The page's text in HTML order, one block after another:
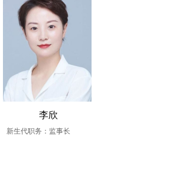
李欣
新生代职务：监事长